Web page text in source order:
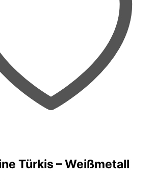
Türkis – Weißmetall